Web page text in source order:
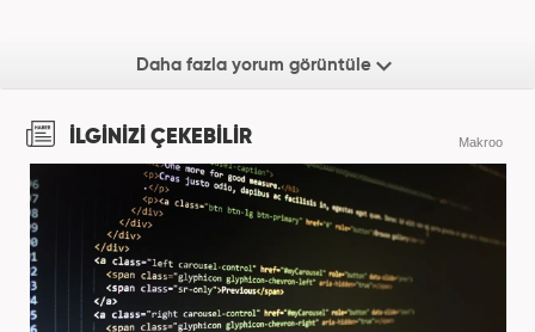
Daha fazla yorum görüntüle
İLGİNİZİ ÇEKEBİLİR Makroo